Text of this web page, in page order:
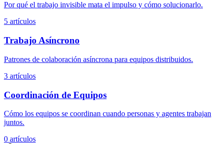
Por qué el trabajo invisible mata el impulso y cómo solucionarlo.
5 artículos
Trabajo Asíncrono
Patrones de colaboración asíncrona para equipos distribuidos.
3 artículos
Coordinación de Equipos
Cómo los equipos se coordinan cuando personas y agentes trabajan
juntos.
0 artículos